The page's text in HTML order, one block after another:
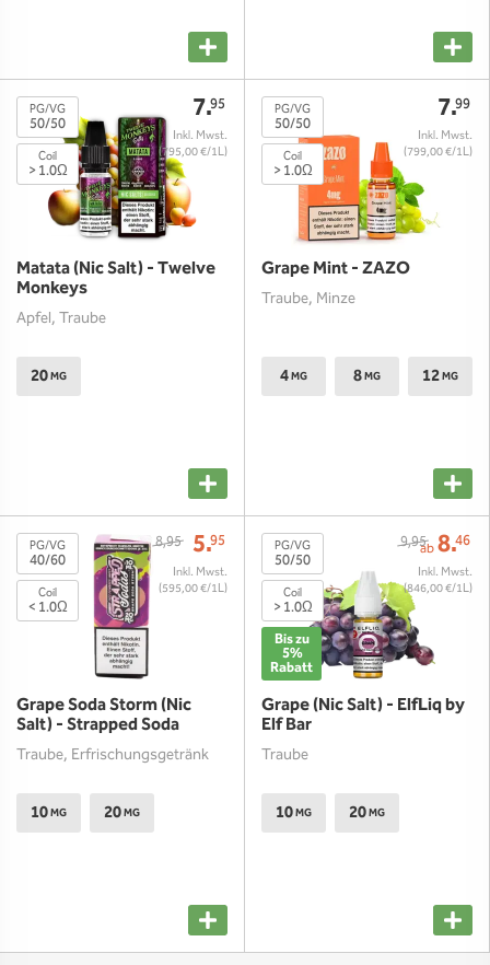
7.95
(795,00 €/1L)
PG/VG
50/50
Coil
> 1.0Ω
Matata (Nic Salt) - Twelve
Monkeys
Apfel, Traube
20MG
7.99
(799,00 €/1L)
PG/VG
50/50
Coil
> 1.0Ω
Grape Mint - ZAZO
Traube, Minze
4MG 8MG 12MG
8,95 5.95
(595,00 €/1L)
PG/VG
40/60
Coil
< 1.0Ω
Grape Soda Storm (Nic
Salt) - Strapped Soda
Traube, Erfrischungsgetränk
10MG 20MG
ab
9,95 8.46
(846,00 €/1L)
PG/VG
50/50
Coil
> 1.0Ω
Bis zu
5%
Rabatt
Grape (Nic Salt) - ElfLiq by
Elf Bar
Traube
10MG 20MG